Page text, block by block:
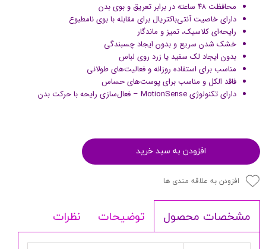
محافظت ۴۸ ساعته در برابر تعریق و بوی بدن
دارای خاصیت آنتی‌باکتریال برای مقابله با بوی نامطبوع
رایحه‌ای کلاسیک، تمیز و ماندگار
خشک شدن سریع و بدون ایجاد چسبندگی
بدون ایجاد لک سفید یا زرد روی لباس
مناسب برای استفاده روزانه و فعالیت‌های طولانی
فاقد الکل و مناسب برای پوست‌های حساس
دارای تکنولوژی MotionSense – فعال‌سازی رایحه با حرکت بدن
افزودن به سبد خرید
افزودن به علاقه مندی ها
مشخصات محصول توضیحات نظرات